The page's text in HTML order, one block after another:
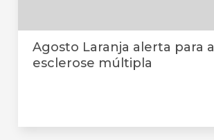
Agosto Laranja alerta para a
esclerose múltipla